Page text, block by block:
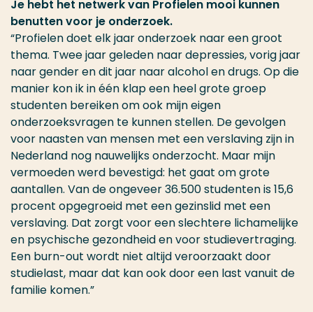
Je hebt het netwerk van Profielen mooi kunnen
benutten voor je onderzoek.
“Profielen doet elk jaar onderzoek naar een groot
thema. Twee jaar geleden naar depressies, vorig jaar
naar gender en dit jaar naar alcohol en drugs. Op die
manier kon ik in één klap een heel grote groep
studenten bereiken om ook mijn eigen
onderzoeksvragen te kunnen stellen. De gevolgen
voor naasten van mensen met een verslaving zijn in
Nederland nog nauwelijks onderzocht. Maar mijn
vermoeden werd bevestigd: het gaat om grote
aantallen. Van de ongeveer 36.500 studenten is 15,6
procent opgegroeid met een gezinslid met een
verslaving. Dat zorgt voor een slechtere lichamelijke
en psychische gezondheid en voor studievertraging.
Een burn-out wordt niet altijd veroorzaakt door
studielast, maar dat kan ook door een last vanuit de
familie komen.”